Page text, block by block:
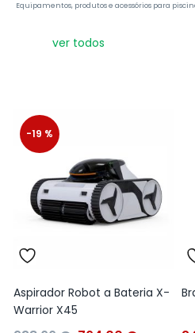
Equipamentos, produtos e acessórios para
ver todos
-19 %
Aspirador Robot a Bateria X-
Warrior X45